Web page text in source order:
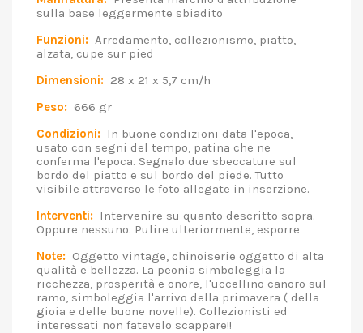
sulla base leggermente sbiadito
Funzioni: Arredamento, collezionismo, piatto,
alzata, cupe sur pied
Dimensioni: 28 x 21 x 5,7 cm/h
Peso: 666 gr
Condizioni: In buone condizioni data l'epoca,
usato con segni del tempo, patina che ne
conferma l'epoca. Segnalo due sbeccature sul
bordo del piatto e sul bordo del piede. Tutto
visibile attraverso le foto allegate in inserzione.
Interventi: Intervenire su quanto descritto sopra.
Oppure nessuno. Pulire ulteriormente, esporre
Note: Oggetto vintage, chinoiserie oggetto di alta
qualità e bellezza. La peonia simboleggia la
ricchezza, prosperità e onore, l'uccellino canoro sul
ramo, simboleggia l'arrivo della primavera ( della
gioia e delle buone novelle). Collezionisti ed
interessati non fatevelo scappare!!